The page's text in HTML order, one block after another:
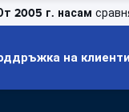
2005 г. насам
на клиенти